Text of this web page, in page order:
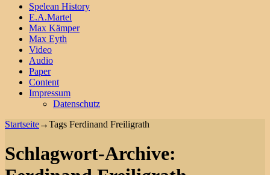
Spelean History
E.A.Martel
Max Kämper
Max Eyth
Video
Audio
Paper
Content
Impressum
Datenschutz
Startseite→Tags Ferdinand Freiligrath
Schlagwort-Archive: